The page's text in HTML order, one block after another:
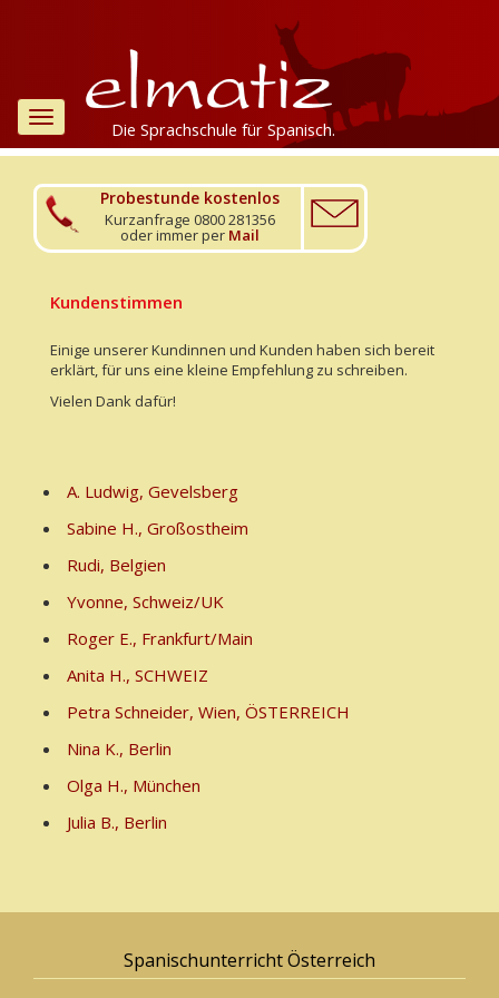
Toggle
navigation Die Sprachschule für Spanisch.
Probestunde kostenlos
Kurzanfrage 0800 281356
oder immer per Mail
Kundenstimmen
Einige unserer Kundinnen und Kunden haben sich bereit
erklärt, für uns eine kleine Empfehlung zu schreiben.
Vielen Dank dafür!
A. Ludwig, Gevelsberg
Sabine H., Großostheim
Rudi, Belgien
Yvonne, Schweiz/UK
Roger E., Frankfurt/Main
Anita H., SCHWEIZ
Petra Schneider, Wien, ÖSTERREICH
Nina K., Berlin
Olga H., München
Julia B., Berlin
Spanischunterricht Österreich